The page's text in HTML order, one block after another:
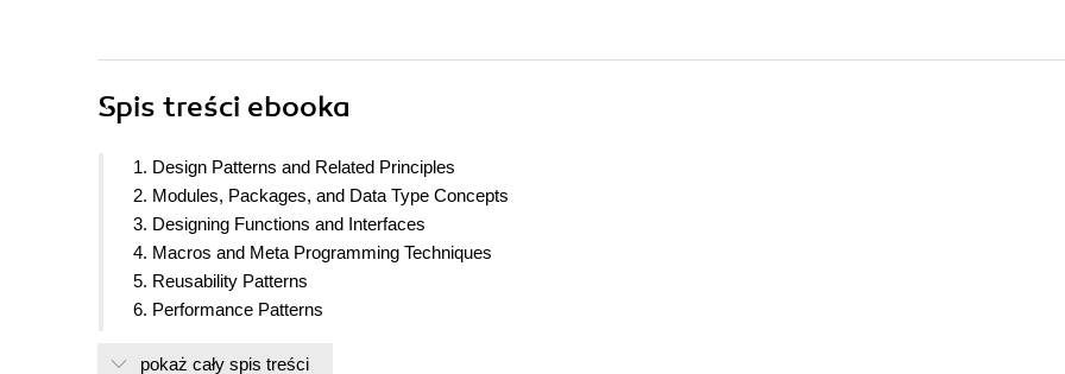
Spis treści ebooka
1. Design Patterns and Related Principles
2. Modules, Packages, and Data Type Concepts
3. Designing Functions and Interfaces
4. Macros and Meta Programming Techniques
5. Reusability Patterns
6. Performance Patterns
8. Robustness Patterns
pokaż cały spis treści